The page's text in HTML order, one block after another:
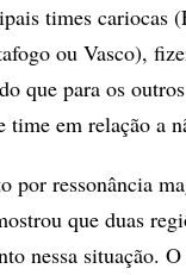
times cariocas
ou Vasco),
que para os
time em relação a
por ressonância
que duas
nessa situação.